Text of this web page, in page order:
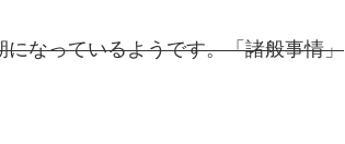
なっているようです。「諸般事情」